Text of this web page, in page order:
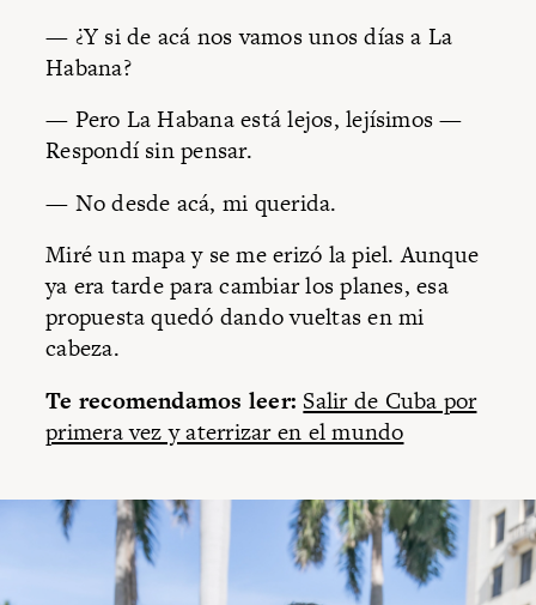
— ¿Y si de acá nos vamos unos días a La
Habana?
— Pero La Habana está lejos, lejísimos —
Respondí sin pensar.
— No desde acá, mi querida.
Miré un mapa y se me erizó la piel. Aunque
ya era tarde para cambiar los planes, esa
propuesta quedó dando vueltas en mi
cabeza.
Te recomendamos leer: Salir de Cuba por
primera vez y aterrizar en el mundo